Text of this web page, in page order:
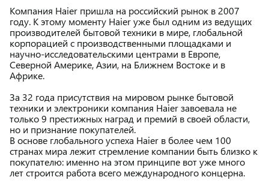
Компания Haier пришла на российский рынок в 2007
году. К этому моменту Haier уже был одним из ведущих
производителей бытовой техники в мире, глобальной
корпорацией с производственными площадками и
научно-исследовательскими центрами в Европе,
Северной Америке, Азии, на Ближнем Востоке и в
Африке.
За 32 года присутствия на мировом рынке бытовой
техники и электроники компания Haier завоевала не
только 9 престижных наград и премий в своей области,
но и признание покупателей.
В основе глобального успеха Haier в более чем 100
странах мира лежит стремление компании быть близко к
покупателю: именно на этом принципе вот уже много
лет строится работа всего международного концерна.